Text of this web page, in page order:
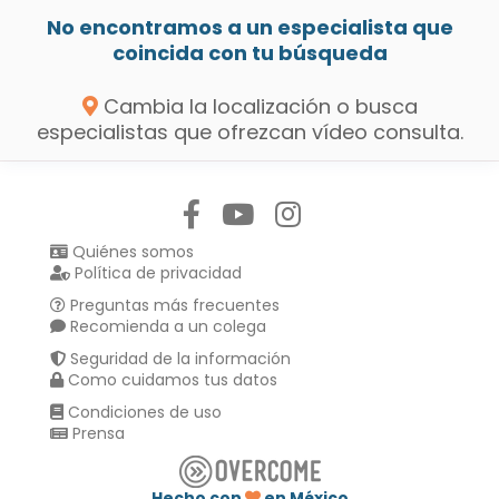
No encontramos a un especialista que
coincida con tu búsqueda
Cambia la localización o busca
especialistas que ofrezcan vídeo consulta.
Quiénes somos
Política de privacidad
Preguntas más frecuentes
Recomienda a un colega
Seguridad de la información
Como cuidamos tus datos
Condiciones de uso
Prensa